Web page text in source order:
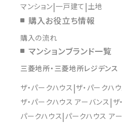
マンション 一戸建て 土地
購入お役立ち情報
購入の流れ
マンションブランド一覧
三菱地所・三菱地所レジデンス
ザ・パークハウス ザ・パークハ
ザ・パークハウス アーバンス ザ
パークハウス パークハウス ア